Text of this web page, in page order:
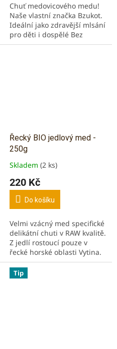
Chuť medovicového medu!
Naše vlastní značka Bzukot.
Ideální jako zdravější mlsání
pro děti i dospělé Bez
konzervačních látek,
Řecký BIO jedlový med -
250g
Průměrné
hodnocení
produktu
5,0
5
hvězdiček.
Skladem (2 ks)
220 Kč
Do košíku
Velmi vzácný med specifické
delikátní chuti v RAW kvalitě.
Z jedlí rostoucí pouze v
řecké horské oblasti Vytina.
100% bio bez konzervantů.
Včetně ozdobné papírové
krabičky s...
Tip